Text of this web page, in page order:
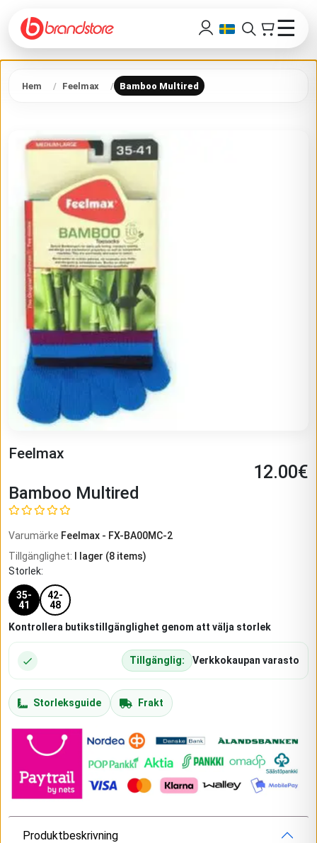
☰
Hem Feelmax Bamboo Multired
Feelmax
12.00€
Bamboo Multired
Varumärke Feelmax - FX-BA00MC-2
Tillgänglighet: I lager (8 items)
Storlek:
35-
41
42-
48
Kontrollera butikstillgänglighet genom att välja storlek
Tillgänglig: Verkkokaupan varasto
Storleksguide Frakt
Produktbeskrivning